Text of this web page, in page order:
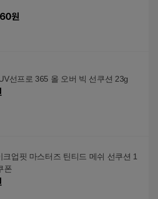
원
선프로 365 올 오버 빅 선쿠션 23g
크업핏 마스터즈 틴티드 메쉬 선쿠션 1
폰